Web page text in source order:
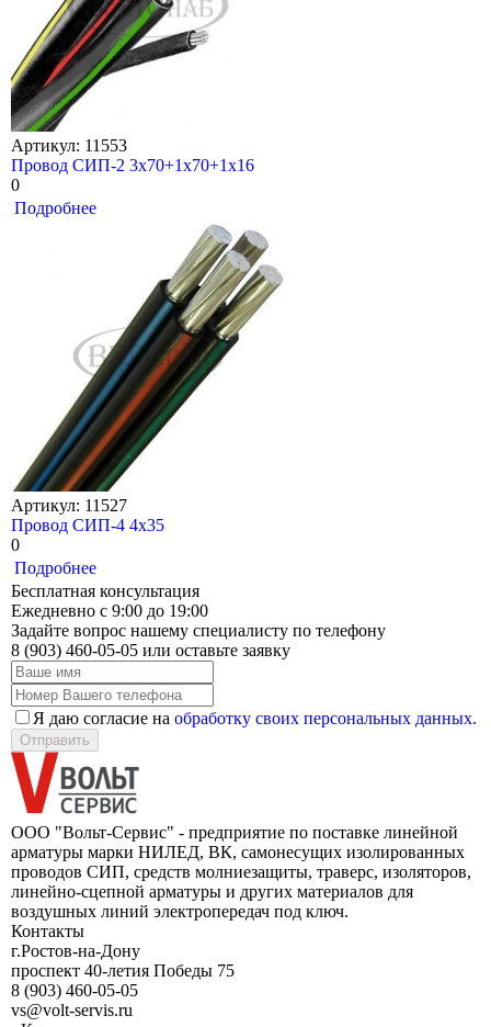
Артикул: 11553
Провод СИП-2 3х70+1х70+1х16
0
Подробнее
Артикул: 11527
Провод СИП-4 4х35
0
Подробнее
Бесплатная консультация
Ежедневно с 9:00 до 19:00
Задайте вопрос нашему специалисту по телефону
8 (903) 460-05-05 или оставьте заявку
Я даю согласие на обработку своих персональных данных.
Отправить
ООО "Вольт-Сервис" - предприятие по поставке линейной
арматуры марки НИЛЕД, ВК, самонесущих изолированных
проводов СИП, средств молниезащиты, траверс, изоляторов,
линейно-сцепной арматуры и других материалов для
воздушных линий электропередач под ключ.
Контакты
г.Ростов-на-Дону
проспект 40-летия Победы 75
8 (903) 460-05-05
vs@volt-servis.ru